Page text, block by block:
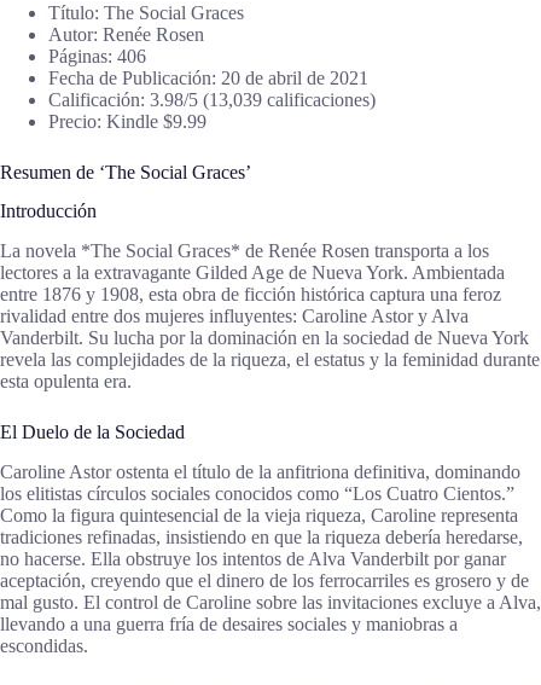
Título: The Social Graces
Autor: Renée Rosen
Páginas: 406
Fecha de Publicación: 20 de abril de 2021
Calificación: 3.98/5 (13,039 calificaciones)
Precio: Kindle $9.99
Resumen de ‘The Social Graces’
Introducción
La novela *The Social Graces* de Renée Rosen transporta a los
lectores a la extravagante Gilded Age de Nueva York. Ambientada
entre 1876 y 1908, esta obra de ficción histórica captura una feroz
rivalidad entre dos mujeres influyentes: Caroline Astor y Alva
Vanderbilt. Su lucha por la dominación en la sociedad de Nueva York
revela las complejidades de la riqueza, el estatus y la feminidad durante
esta opulenta era.
El Duelo de la Sociedad
Caroline Astor ostenta el título de la anfitriona definitiva, dominando
los elitistas círculos sociales conocidos como “Los Cuatro Cientos.”
Como la figura quintesencial de la vieja riqueza, Caroline representa
tradiciones refinadas, insistiendo en que la riqueza debería heredarse,
no hacerse. Ella obstruye los intentos de Alva Vanderbilt por ganar
aceptación, creyendo que el dinero de los ferrocarriles es grosero y de
mal gusto. El control de Caroline sobre las invitaciones excluye a Alva,
llevando a una guerra fría de desaires sociales y maniobras a
escondidas.